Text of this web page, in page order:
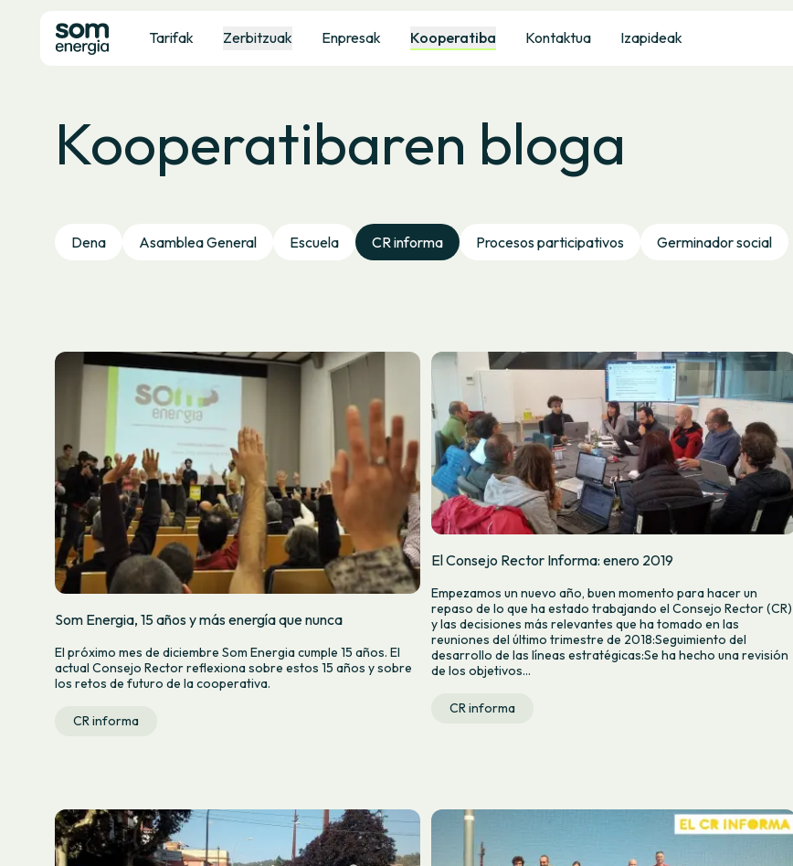
Tarifak Zerbitzuak Enpresak Kooperatiba Kontaktua Izapideak
Kooperatibaren bloga
Dena Asamblea General Escuela CR informa Procesos participativos Germinador social
Som Energia, 15 años y más energía que nunca
El próximo mes de diciembre Som Energia cumple 15 años. El
actual Consejo Rector reflexiona sobre estos 15 años y sobre
los retos de futuro de la cooperativa.
CR informa
El Consejo Rector Informa: enero 2019
Empezamos un nuevo año, buen momento para hacer un
repaso de lo que ha estado trabajando el Consejo Rector (CR)
y las decisiones más relevantes que ha tomado en las
reuniones del último trimestre de 2018:Seguimiento del
desarrollo de las líneas estratégicas:Se ha hecho una revisión
de los objetivos...
CR informa